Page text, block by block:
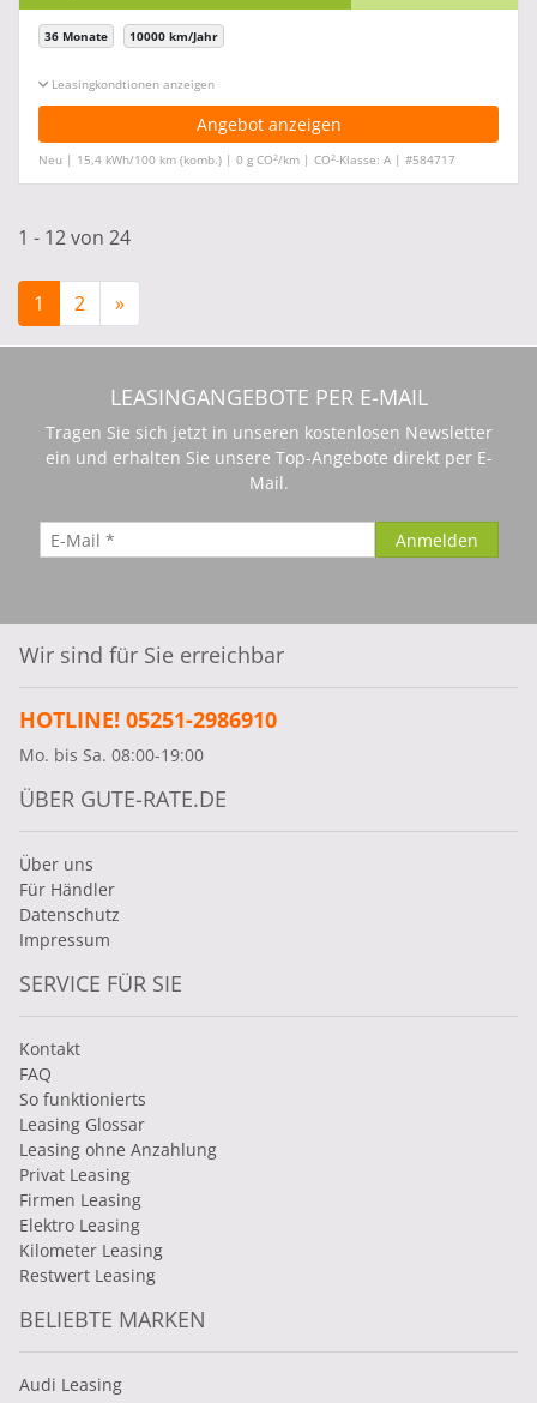
36 Monate 10000 km/Jahr
Leasingkonditionen ein-/ausblenden
Angebot anzeigen
Neu | 15,4 kWh/100 km (komb.) | 0 g CO2/km | CO2-Klasse: A | #584717
1 - 12 von 24
1 2 »
LEASINGANGEBOTE PER E-MAIL
Tragen Sie sich jetzt in unseren kostenlosen Newsletter
ein und erhalten Sie unsere Top-Angebote direkt per E-
Mail.
Wir sind für Sie erreichbar
HOTLINE! 05251-2986910
Mo. bis Sa. 08:00-19:00
ÜBER GUTE-RATE.DE
Über uns
Für Händler
Datenschutz
Impressum
SERVICE FÜR SIE
Kontakt
FAQ
So funktionierts
Leasing Glossar
Leasing ohne Anzahlung
Privat Leasing
Firmen Leasing
Elektro Leasing
Kilometer Leasing
Restwert Leasing
BELIEBTE MARKEN
Audi Leasing